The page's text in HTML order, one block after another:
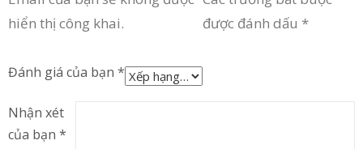
hiển thị công khai.
được đánh dấu *
Đánh giá của bạn *
Nhận xét
của bạn *